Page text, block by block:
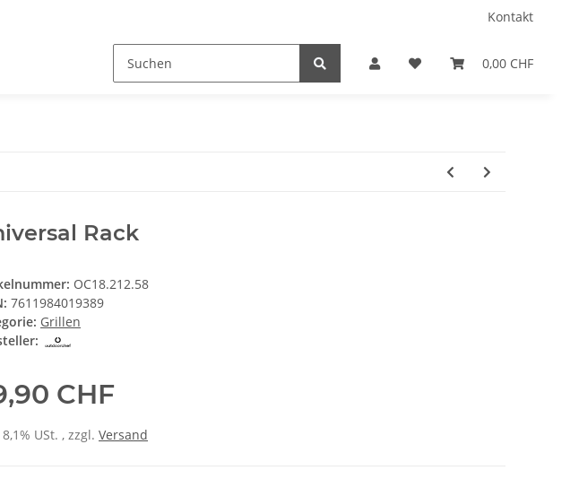
Kontakt
0,00 CHF
Rack
OC18.212.58
7611984019389
Grillen
CHF
USt. , zzgl. Versand